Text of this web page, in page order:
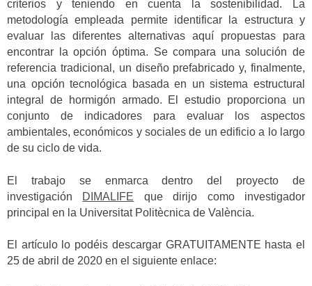
criterios y teniendo en cuenta la sostenibilidad. La
metodología empleada permite identificar la estructura y
evaluar las diferentes alternativas aquí propuestas para
encontrar la opción óptima. Se compara una solución de
referencia tradicional, un diseño prefabricado y, finalmente,
una opción tecnológica basada en un sistema estructural
integral de hormigón armado. El estudio proporciona un
conjunto de indicadores para evaluar los aspectos
ambientales, económicos y sociales de un edificio a lo largo
de su ciclo de vida.
El trabajo se enmarca dentro del proyecto de
investigación DIMALIFE que dirijo como investigador
principal en la Universitat Politècnica de València.
El artículo lo podéis descargar GRATUITAMENTE hasta el
25 de abril de 2020 en el siguiente enlace: